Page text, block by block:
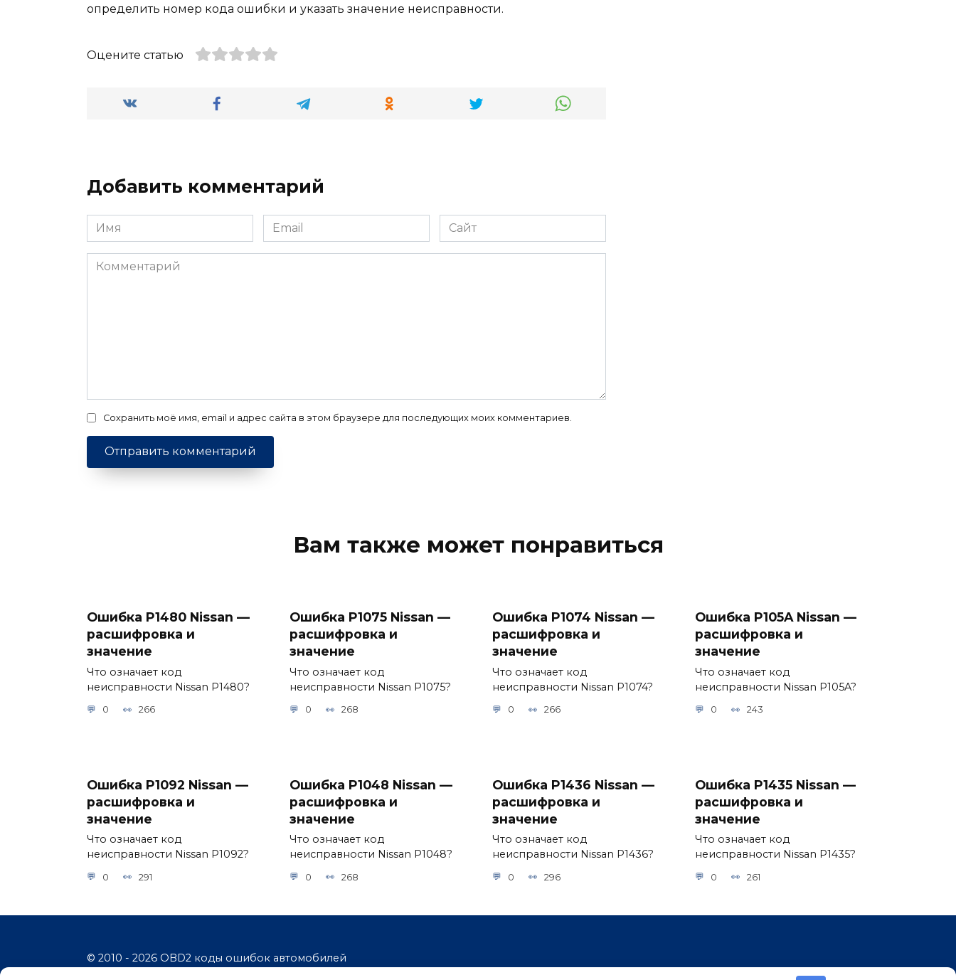
определить номер кода ошибки и указать значение неисправности.
Оцените статью
Добавить комментарий
Имя
*
Email
*
Сайт
Комментарий
Сохранить моё имя, email и адрес сайта в этом браузере для последующих моих комментариев.
Вам также может понравиться
Ошибка P1480 Nissan —
расшифровка и
значение
Что означает код
неисправности Nissan P1480?
0 266
Ошибка P1075 Nissan —
расшифровка и
значение
Что означает код
неисправности Nissan P1075?
0 268
Ошибка P1074 Nissan —
расшифровка и
значение
Что означает код
неисправности Nissan P1074?
0 266
Ошибка P105A Nissan —
расшифровка и
значение
Что означает код
неисправности Nissan P105A?
0 243
Ошибка P1092 Nissan —
расшифровка и
значение
Что означает код
неисправности Nissan P1092?
0 291
Ошибка P1048 Nissan —
расшифровка и
значение
Что означает код
неисправности Nissan P1048?
0 268
Ошибка P1436 Nissan —
расшифровка и
значение
Что означает код
неисправности Nissan P1436?
0 296
Ошибка P1435 Nissan —
расшифровка и
значение
Что означает код
неисправности Nissan P1435?
0 261
© 2010 - 2026 OBD2 коды ошибок автомобилей